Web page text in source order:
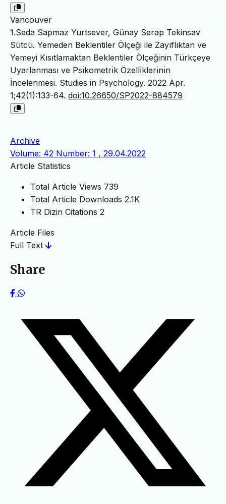
Vancouver
1.Seda Sapmaz Yurtsever, Günay Serap Tekinsav
Sütcü. Yemeden Beklentiler Ölçeği ile Zayıflıktan ve
Yemeyi Kısıtlamaktan Beklentiler Ölçeğinin Türkçeye
Uyarlanması ve Psı̇kometrı̇k Özellı̇klerı̇nı̇n
İncelenmesi. Studies in Psychology. 2022 Apr.
1;42(1):133-64. doi:10.26650/SP2022-884579
Archive
Volume: 42 Number: 1 , 29.04.2022
Article Statistics
Total Article Views 739
Total Article Downloads 2.1K
TR Dizin Citations 2
Article Files
Full Text
Share